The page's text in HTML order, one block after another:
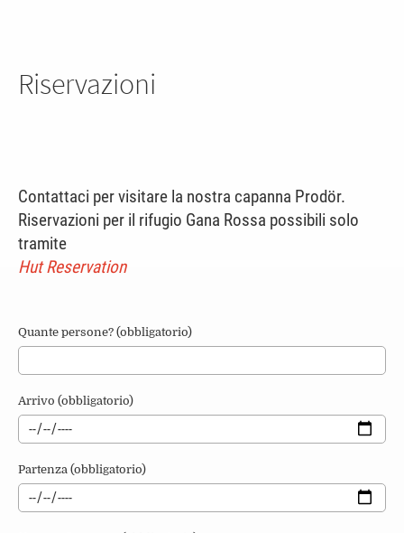
Riservazioni
Contattaci per visitare la nostra capanna Prodör.
Riservazioni per il rifugio Gana Rossa possibili solo
tramite
Hut Reservation
Quante persone? (obbligatorio)
Arrivo (obbligatorio)
Partenza (obbligatorio)